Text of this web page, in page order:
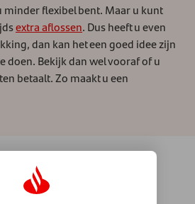
minder flexibel bent. Maar u kunt
extra aflossen. Dus heeft u even
dan kan het een goed idee zijn
doen. Bekijk dan wel vooraf of u
betaalt. Zo maakt u een
voor het